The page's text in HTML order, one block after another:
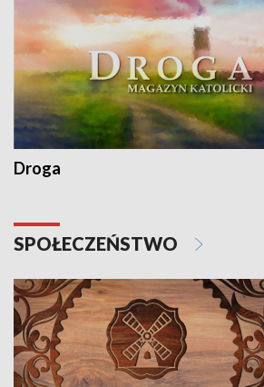
Droga
SPOŁECZEŃSTWO